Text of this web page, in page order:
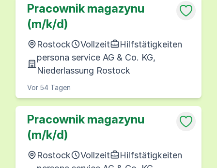
Pracownik magazynu
(m/k/d)
Rostock Vollzeit
Hilfstätigkeiten
persona service AG & Co. KG,
Niederlassung Rostock
Vor 54 Tagen
Pracownik magazynu
(m/k/d)
Rostock Vollzeit
Hilfstätigkeiten